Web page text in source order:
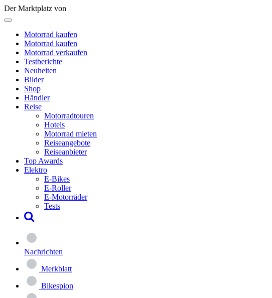
Der Marktplatz von
Motorrad kaufen
Motorrad kaufen
Motorrad verkaufen
Testberichte
Neuheiten
Bilder
Shop
Händler
Reise
Motorradtouren
Hotels
Motorrad mieten
Reiseangebote
Reiseanbieter
Top Awards
Elektro
E-Bikes
E-Roller
E-Motorräder
Tests
Nachrichten
Merkblatt
Bikespion